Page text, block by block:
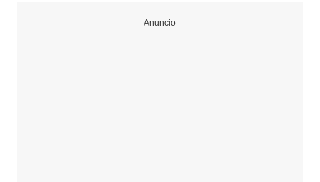
Anuncio